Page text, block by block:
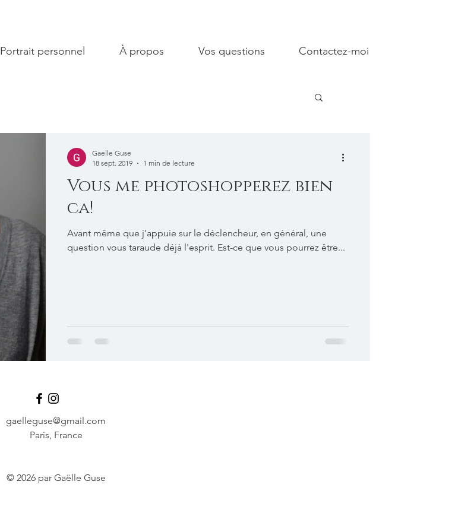
Portrait personnel À propos Vos questions Contactez-moi
Vous me photoshopperez bien
ca!
Avant même que j'appuie sur le déclencheur, en général, une
question vous taraude déjà l'esprit. Est-ce que vous pourrez être...
Gaelle Guse
18 sept. 2019
1 min de lecture
gaelleguse@gmail.com
Paris, France
© 2026 par Gaëlle Guse